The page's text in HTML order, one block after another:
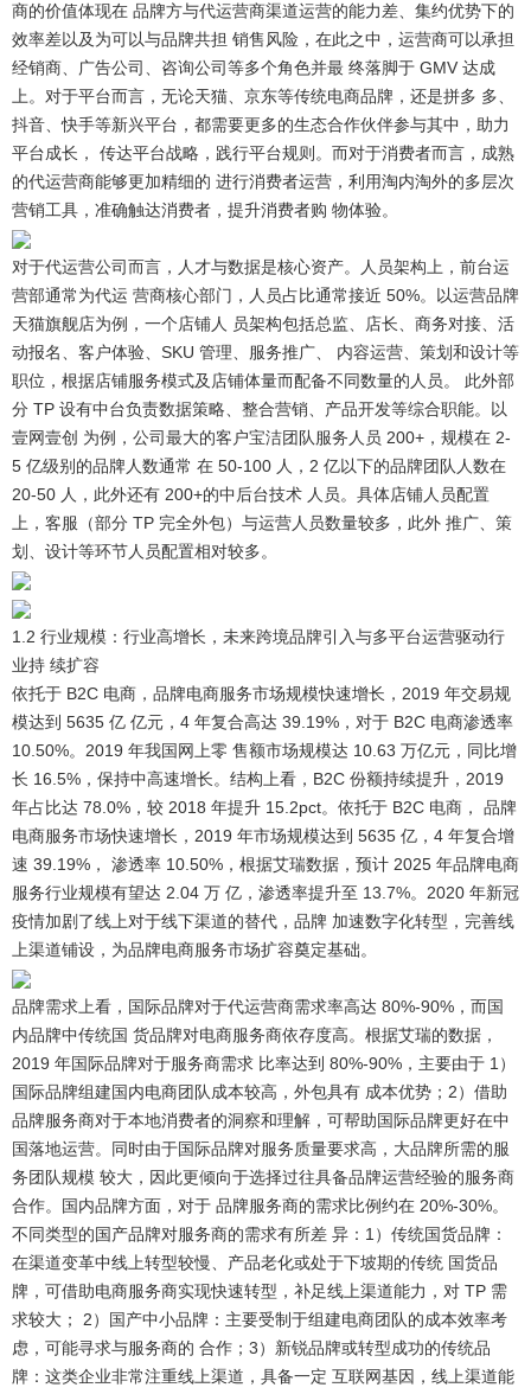
商的价值体现在 品牌方与代运营商渠道运营的能力差、集约优势下的
效率差以及为可以与品牌共担 销售风险，在此之中，运营商可以承担
经销商、广告公司、咨询公司等多个角色并最 终落脚于 GMV 达成
上。对于平台而言，无论天猫、京东等传统电商品牌，还是拼多 多、
抖音、快手等新兴平台，都需要更多的生态合作伙伴参与其中，助力
平台成长， 传达平台战略，践行平台规则。而对于消费者而言，成熟
的代运营商能够更加精细的 进行消费者运营，利用淘内淘外的多层次
营销工具，准确触达消费者，提升消费者购 物体验。
对于代运营公司而言，人才与数据是核心资产。
人员架构上，前台运
营部通常为代运 营商核心部门，人员占比通常接近 50%。以运营品牌
天猫旗舰店为例，一个店铺人 员架构包括总监、店长、商务对接、活
动报名、客户体验、SKU 管理、服务推广、 内容运营、策划和设计等
职位，根据店铺服务模式及店铺体量而配备不同数量的人员。 此外部
分 TP 设有中台负责数据策略、整合营销、产品开发等综合职能。以
壹网壹创 为例，公司最大的客户宝洁团队服务人员 200+，规模在 2-
5 亿级别的品牌人数通常 在 50-100 人，2 亿以下的品牌团队人数在
20-50 人，此外还有 200+的中后台技术 人员。具体店铺人员配置
上，客服（部分 TP 完全外包）与运营人员数量较多，此外 推广、策
划、设计等环节人员配置相对较多。
1.2 行业规模：行业高增长，未来跨境品牌引入与多平台运营驱动行
业持 续扩容
依托于 B2C 电商，品牌电商服务市场规模快速增长，2019 年交易规
模达到 5635 亿 亿元，4 年复合高达 39.19%，对于 B2C 电商渗透率
10.50%。 2019 年我国网上零 售额市场规模达 10.63 万亿元，同比增
长 16.5%，保持中高速增长。结构上看，B2C 份额持续提升，2019
年占比达 78.0%，较 2018 年提升 15.2pct。依托于 B2C 电商， 品牌
电商服务市场快速增长，2019 年市场规模达到 5635 亿，4 年复合增
速 39.19%， 渗透率 10.50%，根据艾瑞数据，预计 2025 年品牌电商
服务行业规模有望达 2.04 万 亿，渗透率提升至 13.7%。2020 年新冠
疫情加剧了线上对于线下渠道的替代，品牌 加速数字化转型，完善线
上渠道铺设，为品牌电商服务市场扩容奠定基础。
品牌需求上看，国际品牌对于代运营商需求率高达 80%-90%，而国
内品牌中传统国 货品牌对电商服务商依存度高。 根据艾瑞的数据，
2019 年国际品牌对于服务商需求 比率达到 80%-90%，主要由于 1）
国际品牌组建国内电商团队成本较高，外包具有 成本优势；2）借助
品牌服务商对于本地消费者的洞察和理解，可帮助国际品牌更好在中
国落地运营。同时由于国际品牌对服务质量要求高，大品牌所需的服
务团队规模 较大，因此更倾向于选择过往具备品牌运营经验的服务商
合作。国内品牌方面，对于 品牌服务商的需求比例约在 20%-30%。
不同类型的国产品牌对服务商的需求有所差 异：1）传统国货品牌：
在渠道变革中线上转型较慢、产品老化或处于下坡期的传统 国货品
牌，可借助电商服务商实现快速转型，补足线上渠道能力，对 TP 需
求较大； 2）国产中小品牌：主要受制于组建电商团队的成本效率考
虑，可能寻求与服务商的 合作；3）新锐品牌或转型成功的传统品
牌：这类企业非常注重线上渠道，具备一定 互联网基因，线上渠道能